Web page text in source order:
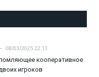
08/03/2025 22:13
кооперативное
игроков